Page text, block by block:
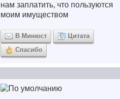
нам заплатить, что пользуются
моим имуществом
В Минюст
Цитата
Спасибо